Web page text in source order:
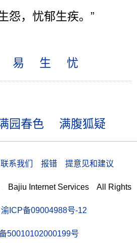
怨，忧郁生疾。”
易 生 忧
园春色 满腹狐疑
联系我们 报错 提意见和建议
Bajiu Internet Services All Rights
渝ICP备09004988号-12
50010102000199号